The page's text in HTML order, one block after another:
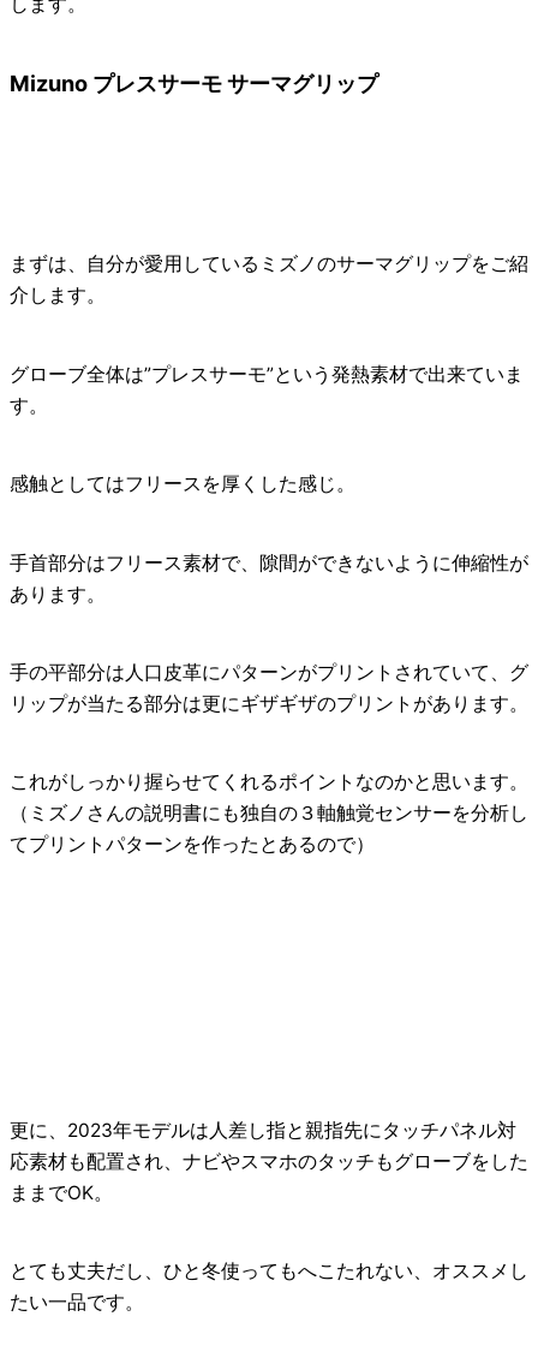
Mizuno プレスサーモ サーマグリップ
まずは、自分が愛用している ミズノのサーマグリップをご紹
介します。
グローブ全体は”プレスサーモ”という発熱素材で出来ていま
す。
感触としてはフリースを厚くした感じ。
手首部分はフリース素材で、隙間ができないように伸縮性が
あります。
手の平部分は人口皮革にパターンがプリントされていて、グ
リップが当たる部分は更にギザギザのプリントがあります。
これがしっかり握らせてくれるポイントなのかと思います。
（ミズノさんの説明書にも独自の３軸触覚センサーを分析し
てプリントパターンを作ったとあるので）
更に、 2023年モデルは人差し指と親指先にタッチパネル対
応素材も配置され、ナビやスマホのタッチもグローブをした
ままでOK。
とても丈夫だし、ひと冬使ってもへこたれない、オススメし
たい一品です。